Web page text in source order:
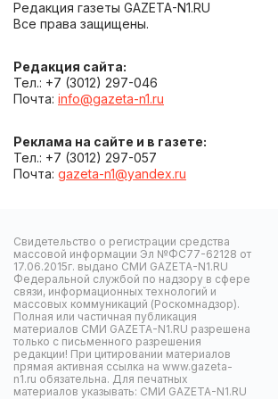
Редакция газеты GAZETA-N1.RU
Все права защищены.
Редакция сайта:
Тел.: +7 (3012) 297-046
Почта: info@gazeta-n1.ru
Реклама на сайте и в газете:
Тел.: +7 (3012) 297-057
Почта: gazeta-n1@yandex.ru
Свидетельство о регистрации средства
массовой информации Эл №ФС77-62128 от
17.06.2015г. выдано СМИ GAZETA-N1.RU
Федеральной службой по надзору в сфере
связи, информационных технологий и
массовых коммуникаций (Роскомнадзор).
Полная или частичная публикация
материалов СМИ GAZETA-N1.RU разрешена
только с письменного разрешения
редакции! При цитировании материалов
прямая активная ссылка на www.gazeta-
n1.ru обязательна. Для печатных
материалов указывать: СМИ GAZETA-N1.RU